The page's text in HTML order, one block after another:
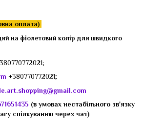
оплата)
на фіолетовий колір для швидкого
+380770772021;
(в умовах нестабільного зв'язку
спілкуванню через чат)